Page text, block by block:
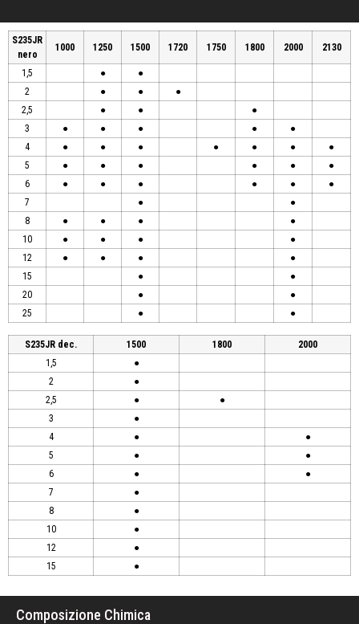
S235JR
nero
1000 1250 1500 1720 1750 1800 2000 2130
1,5 ●
●
2
● ●
●
2,5
● ●
●
3
● ● ● ●
●
4
● ● ● ● ● ●
●
5
● ● ● ● ●
●
6
● ● ● ● ●
●
7
●
●
8
● ● ●
●
10
● ● ●
●
12
● ● ●
●
15
●
●
20
●
●
25
● ●
S235JR dec. 1500 1800
2000
1,5
●
2
●
2,5
●
●
3
●
4
●
●
5
●
●
6
●
●
7
●
8
●
10
●
12
●
15
●
Composizione Chimica